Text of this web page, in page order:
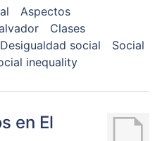
Aspectos
Clases
Desigualdad social
Social
inequality
en El